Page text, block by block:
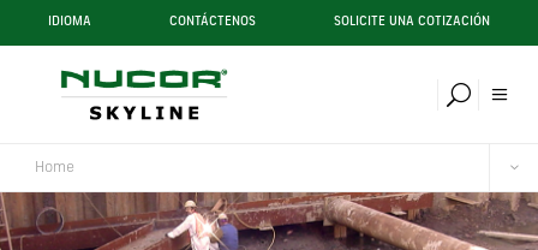
IDIOMA CONTÁCTENOS SOLICITE UNA COTIZACIÓN
Home